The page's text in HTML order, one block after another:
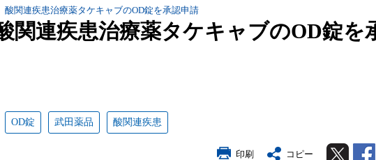
関連疾患治療薬タケキャブのOD錠を承認申請
連疾患治療薬タケキャブのOD錠を
OD錠 武田薬品 酸関連疾患
印刷 コピー Twitter